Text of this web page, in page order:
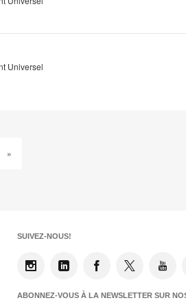
Universel
»
SUIVEZ-NOUS!
ABONNEZ-VOUS À LA NEWSLETTER SUR